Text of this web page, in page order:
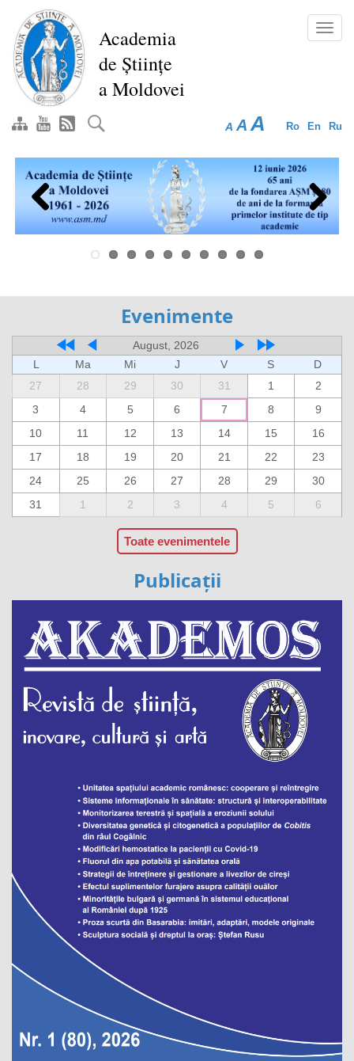
Перейти
основному
содержанию
Academia
de Științe
a Moldovei
Ro En Ru
A A A
Previous Next
Evenimente
August, 2026
L
Ma Mi J V S
D
27
28 29 30 31 1
2
3
4 5 6 7 8
9
10
11 12 13 14 15
16
17
18 19 20 21 22
23
24
25 26 27 28 29
30
31
1 2 3 4 5 6
Toate evenimentele
Publicații